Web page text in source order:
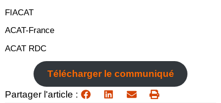
FIACAT
ACAT-France
ACAT RDC
Télécharger le communiqué
Partager l'article :